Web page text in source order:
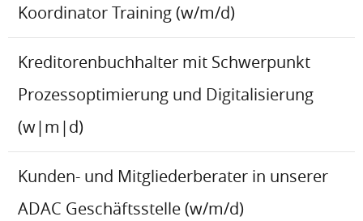
Koordinator Training (w/m/d)
Kreditorenbuchhalter mit Schwerpunkt
Prozessoptimierung und Digitalisierung
(w|m|d)
Kunden- und Mitgliederberater in unserer
ADAC Geschäftsstelle (w/m/d)